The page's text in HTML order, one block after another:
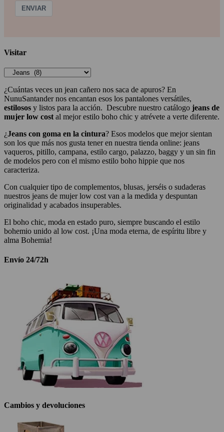
ENVIAR
Visitar
¿Cuántas veces un jean cañero nos saca de apuros? En
NunuSantander nos encantan esos los pantalones versátiles,
estilosos y listos para la acción. Descubre nuestro catálogo jeans de
mujer low cost al mejor estilo boho chic y atrévete a verte diferente.
¿Jeans con goma en la cintura? Esos modelos que mejor sientan
son los que más nos gusta tener en nuestra tienda online: jeans
vaqueros, pitillo, campana, estilo cargo, palazzo, baggy y un sin fin
de modelos pero con el mismo estilo boho hippie que nos
caracteriza.
Con cualquier tipo de complementos, blusas, jerséis o sudaderas
nuestros jeans de mujer low cost van a la medida y despuntan
originalidad y acabados insuperables.
El boho chic, moda en estado puro, siempre buscando el estilo
bohemio unido al low cost. ¡Una moda eterna, de espíritu libre y
alma Bohemia!
Envío 24/72h
Cambios y devoluciones